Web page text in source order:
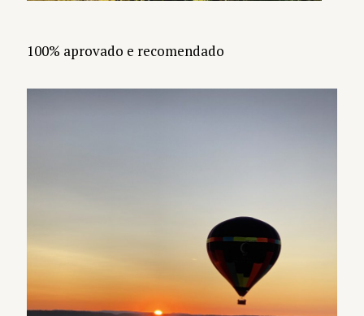
100% aprovado e recomendado